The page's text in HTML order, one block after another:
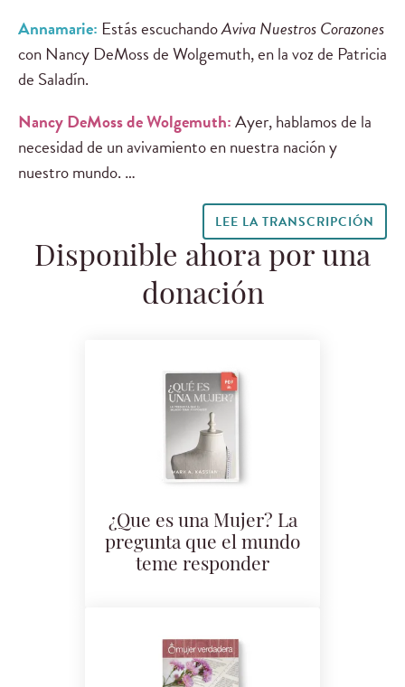
Annamarie: Estás escuchandoAviva Nuestros Corazones
con Nancy DeMoss de Wolgemuth, en la voz de Patricia
de Saladín.
Nancy DeMoss de Wolgemuth:Ayer, hablamos de la
necesidad de un avivamiento en nuestra nación y
nuestro mundo. …
LEE LA TRANSCRIPCIÓN
Disponible ahora por una
donación
¿Que es una Mujer? La
pregunta que el mundo
teme responder